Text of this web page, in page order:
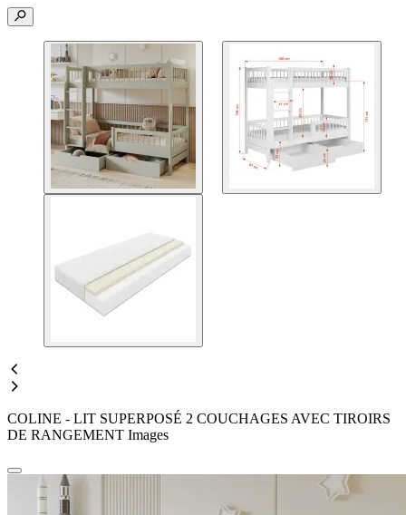
COLINE - LIT SUPERPOSÉ 2 COUCHAGES AVEC TIROIRS
DE RANGEMENT Images